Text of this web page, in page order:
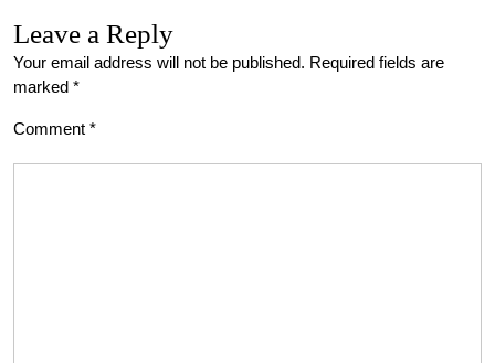
Leave a Reply
Your email address will not be published. Required fields are
marked *
Comment *